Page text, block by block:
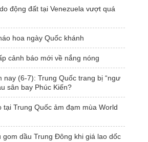
động đất tại Venezuela vượt quá
hoa ngày Quốc khánh
cảnh báo mới về nắng nóng
nay (6-7): Trung Quốc trang bị “ngư
sân bay Phúc Kiến?
tại Trung Quốc ảm đạm mùa World
gom dầu Trung Đông khi giá lao dốc